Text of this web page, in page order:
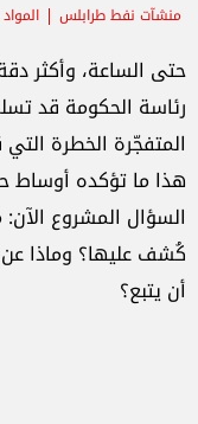
منشآت نفط طرابلس
حتى الساعة، وأكثر
رئاسة الحكومة قد
المتفجّرة الخطرة
هذا ما تؤكده أوساط
السؤال المشروع
كُشف عليها؟ وماذا
أن يتبع؟